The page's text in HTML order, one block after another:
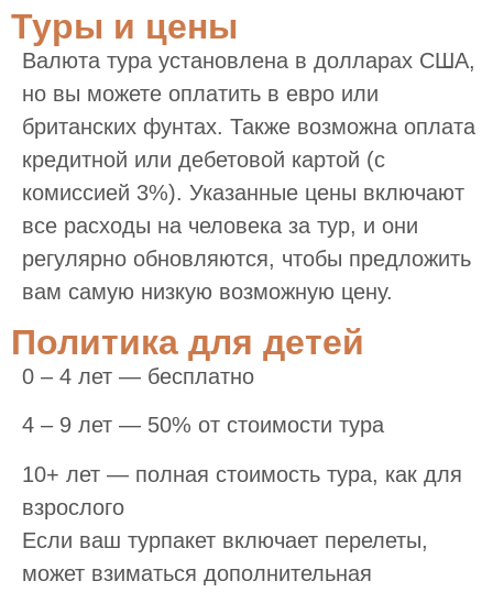
Туры и цены
Валюта тура установлена в долларах США,
но вы можете оплатить в евро или
британских фунтах. Также возможна оплата
кредитной или дебетовой картой (с
комиссией 3%). Указанные цены включают
все расходы на человека за тур, и они
регулярно обновляются, чтобы предложить
вам самую низкую возможную цену.
Политика для детей
0 – 4 лет — бесплатно
4 – 9 лет — 50% от стоимости тура
10+ лет — полная стоимость тура, как для
взрослого
Если ваш турпакет включает перелеты,
может взиматься дополнительная